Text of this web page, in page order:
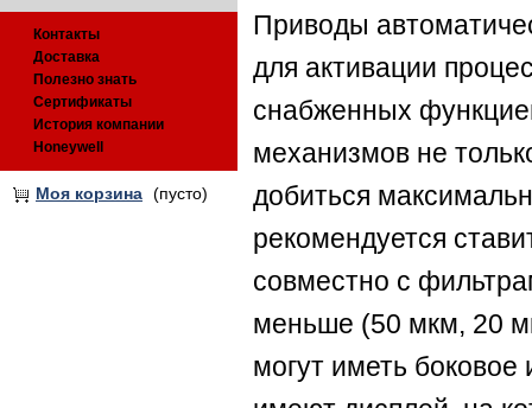
Контакты
Доставка
Полезно знать
Сертификаты
История компании
Honeywell
Моя корзина (пусто)
Приводы
для активации
снабженных
механизмов не
добиться
рекомендуется
совместно с
меньше (50 мкм, 20
могут иметь